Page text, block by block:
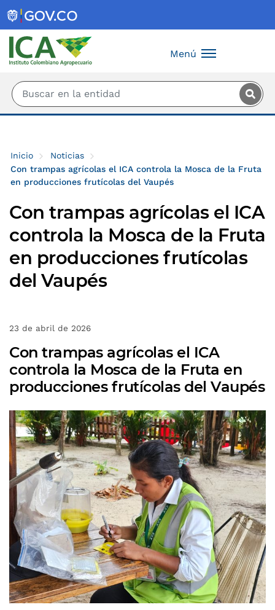
Menú
Inicio
Noticias
Con trampas agrícolas el ICA controla la Mosca de la Fruta
en producciones frutícolas del Vaupés
Con trampas agrícolas el ICA
controla la Mosca de la Fruta
en producciones frutícolas
del Vaupés
23 de abril de 2026
Con trampas agrícolas el ICA
controla la Mosca de la Fruta en
producciones frutícolas del Vaupés